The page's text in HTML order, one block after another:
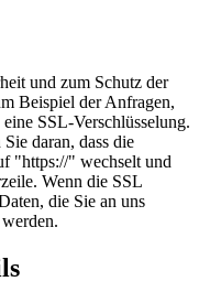
und zum Schutz der
Beispiel der Anfragen,
SSL-Verschlüsselung.
daran, dass die
"https://" wechselt und
Wenn die SSL
die Sie an uns